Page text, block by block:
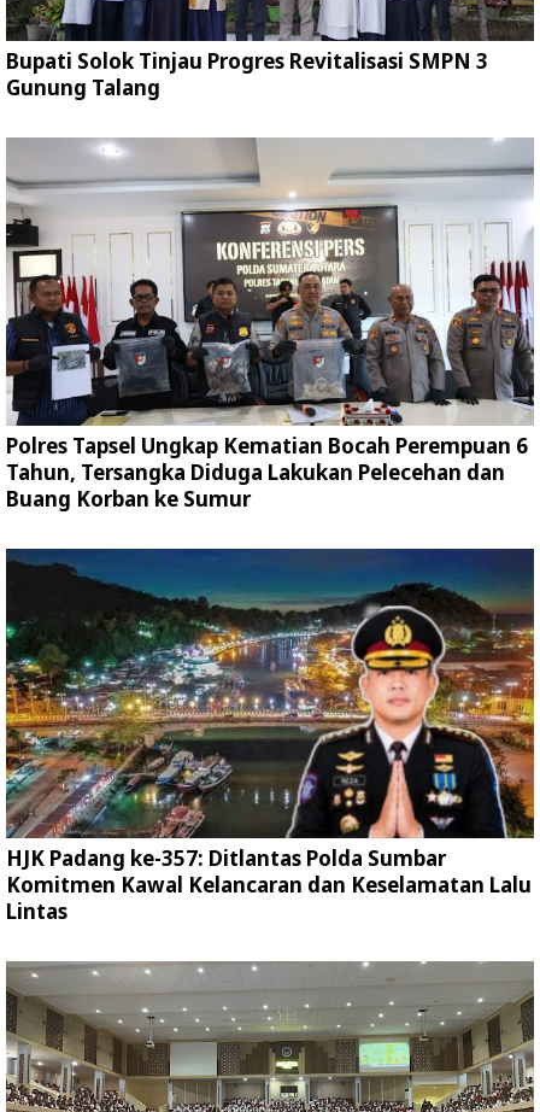
Bupati Solok Tinjau Progres Revitalisasi SMPN 3
Gunung Talang
Polres Tapsel Ungkap Kematian Bocah Perempuan 6
Tahun, Tersangka Diduga Lakukan Pelecehan dan
Buang Korban ke Sumur
HJK Padang ke-357: Ditlantas Polda Sumbar
Komitmen Kawal Kelancaran dan Keselamatan Lalu
Lintas